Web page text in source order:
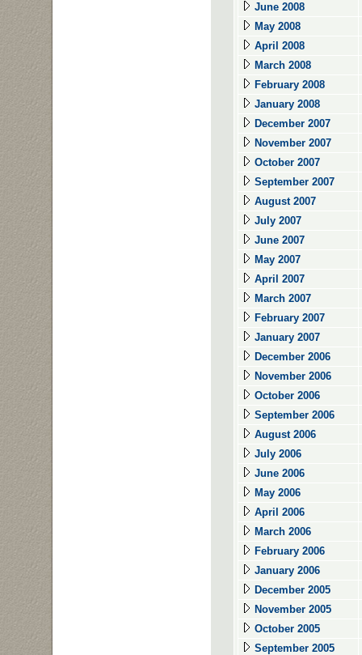
June 2008
May 2008
April 2008
March 2008
February 2008
January 2008
December 2007
November 2007
October 2007
September 2007
August 2007
July 2007
June 2007
May 2007
April 2007
March 2007
February 2007
January 2007
December 2006
November 2006
October 2006
September 2006
August 2006
July 2006
June 2006
May 2006
April 2006
March 2006
February 2006
January 2006
December 2005
November 2005
October 2005
September 2005